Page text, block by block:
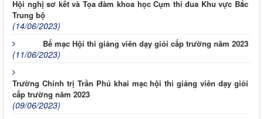
Hội nghị sơ kết và Tọa đàm khoa học Cụm thi đua Khu vực Bắc
Trung bộ
(14/06/2023)
Bế mạc Hội thi giảng viên dạy giỏi cấp trường năm 2023
(11/06/2023)
Trường Chính trị Trần Phú khai mạc hội thi giảng viên dạy giỏi
cấp trường năm 2023
(09/06/2023)